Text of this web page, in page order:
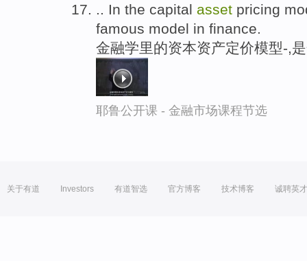
.. In the capital asset pricing
famous model in finance.
金融学里的资本资产定价模型-,
耶鲁公开课 - 金融市场课程节选
关于有道 Investors 有道智选 官方博客 技术博客 诚聘英才